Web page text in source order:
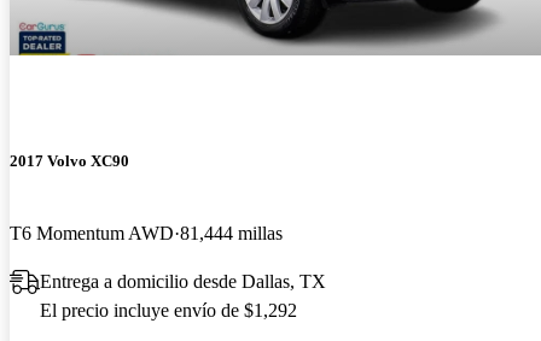
2017 Volvo XC90
T6 Momentum AWD 81,444 millas
Entrega a domicilio desde Dallas, TX
El precio incluye envío de $1,292